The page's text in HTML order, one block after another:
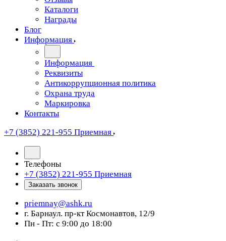
Каталоги
Награды
Блог
Информация
Информация
Реквизиты
Антикоррупционная политика
Охрана труда
Маркировка
Контакты
+7 (3852) 221-955 Приемная
Телефоны
+7 (3852) 221-955 Приемная
Заказать звонок
priemnay@ashk.ru
г. Барнаул. пр-кт Космонавтов, 12/9
Пн - Пт: с 9:00 до 18:00